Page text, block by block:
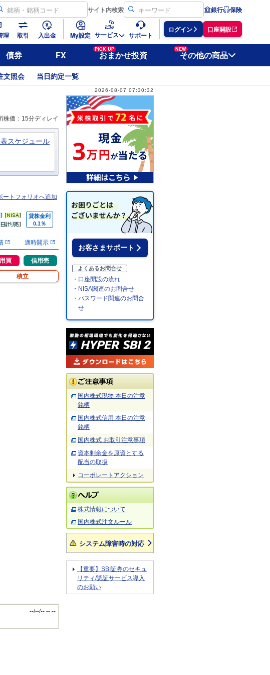
サイト内検索 銀行 保険
理 取引 入出金 My設定 サービス サポート
ログイン 口座開設
債券 FX
PICK UP
おまかせ投資
NEW
その他の商品
文照会 当日約定一覧
2026-08-07 07:30:32
株価：15分ディレイ
スケジュール
ートフォリオへ追加
貸株金利
0.1％
適時開示
買 信用売
積立
--/--/-- --:--
お客さまサポート
よくあるお問合せ
・口座開設の流れ
・NISA関連のお問合せ
・パスワード関連のお問合
せ
国内株式現物 本日の注意
銘柄
国内株式信用 本日の注意
銘柄
国内株式 お取引注意事項
資本剰余金を原資とする
配当の取扱
コーポレートアクション
株式情報について
国内株式注文ルール
システム障害時の対応
【重要】SBI証券のセキュ
リティ/認証サービス導入
のお願い